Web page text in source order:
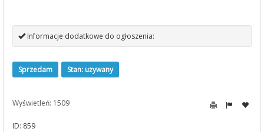
Informacje dodatkowe do ogłoszenia:
Sprzedam Stan: używany
Wyświetleń: 1509
ID: 859